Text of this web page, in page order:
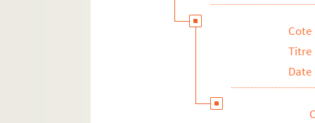
Collection d'autographes et livre d'or
Livre et articles sur Jocelyn Mercier
Cote
Titre
Date